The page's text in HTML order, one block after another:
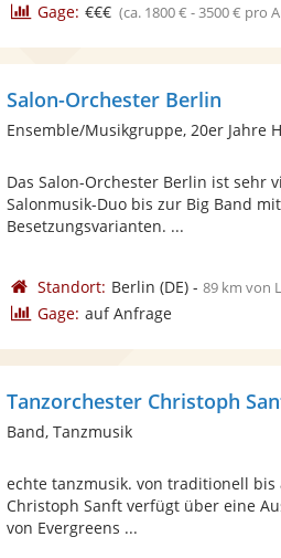
Gage: €€€ (ca. 1800 € - 3500 € pro
Salon-Orchester Berlin
Ensemble/Musikgruppe, 20er Jahre
Das Salon-Orchester Berlin ist sehr
Salonmusik-Duo bis zur Big Band
Besetzungsvarianten. ...
Standort: Berlin (DE)- 89 km von
Gage: auf Anfrage
Tanzorchester Christoph
Band, Tanzmusik
echte tanzmusik. von traditionell bis
Christoph Sanft verfügt über eine
von Evergreens ...